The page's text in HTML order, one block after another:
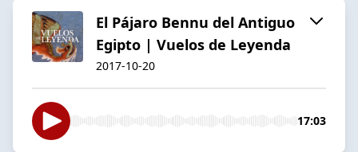
El Pájaro Bennu del Antiguo
Egipto | Vuelos de Leyenda
2017-10-20
17:03